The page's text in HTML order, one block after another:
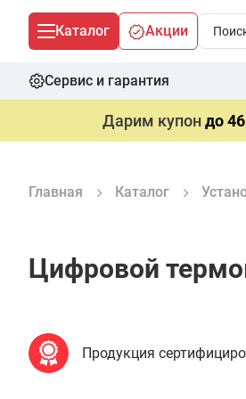
Каталог Акции
Сервис и гарантия
Дарим купондо
Главная Каталог
Цифровой
Продукция